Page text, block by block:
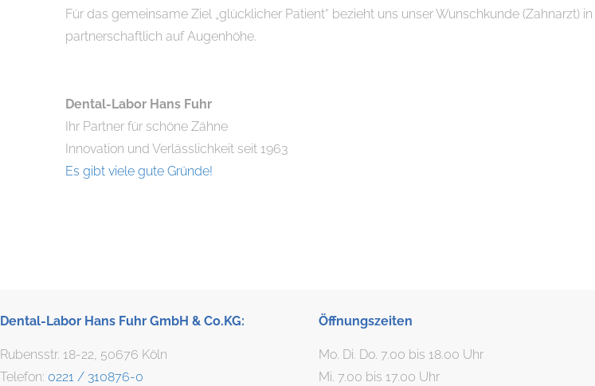
Für das gemeinsame Ziel „glücklicher Patient“ bezieht uns unser Wunschkunde
partnerschaftlich auf Augenhöhe.
Dental-Labor Hans Fuhr
Ihr Partner für schöne Zähne
Innovation und Verlässlichkeit seit 1963
Es gibt viele gute Gründe!
Dental-Labor Hans Fuhr GmbH & Co.KG:
Rubensstr. 18-22, 50676 Köln
Telefon: 0221 / 310876-0
Öffnungszeiten
Mo. Di. Do. 7.00 bis 18.00 Uhr
Mi. 7.00 bis 17.00 Uhr